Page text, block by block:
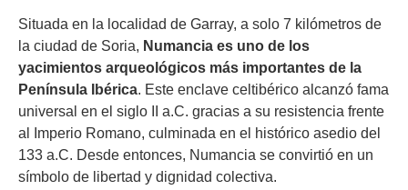
Situada en la localidad de Garray, a solo 7 kilómetros de
la ciudad de Soria, Numancia es uno de los
yacimientos arqueológicos más importantes de la
Península Ibérica. Este enclave celtibérico alcanzó fama
universal en el siglo II a.C. gracias a su resistencia frente
al Imperio Romano, culminada en el histórico asedio del
133 a.C. Desde entonces, Numancia se convirtió en un
símbolo de libertad y dignidad colectiva.